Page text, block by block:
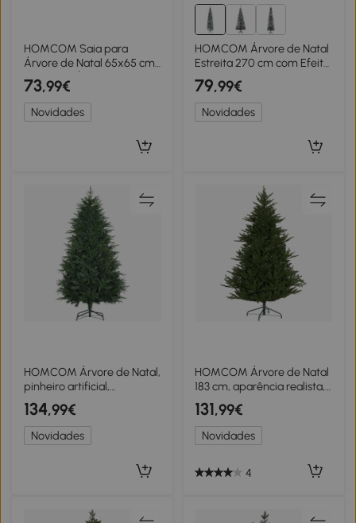
HOMCOM Saia para
Árvore de Natal 65x65 cm
Saia para Árvore em
Madeira de Abeto Madeira
Natural
73,99€
Novidades
HOMCOM Árvore de Natal
Estreita 270 cm com Efeito
Neve, 1014 Ramos e
Suporte Metálico, Verde e
Branco
79,99€
Novidades
HOMCOM Árvore de Natal,
pinheiro artificial,
aparência realista,
montagem rápida,
plástico, verde, 114 x 114 x
180cm
134,99€
Novidades
HOMCOM Árvore de Natal
183 cm, aparência realista,
montagem rápida, incl.
base, plástico ignífugo
131,99€
Novidades
4